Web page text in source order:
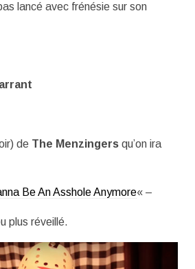
lancé avec frénésie sur son
de The Menzingers qu’on ira
Be An Asshole Anymore« –
plus réveillé.